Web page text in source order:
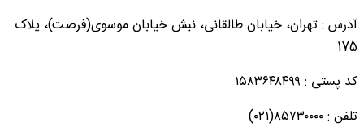
آدرس : تهران، خیابان طالقانی، نبش خیابان موسوی(فرصت)، پلاک
175
کد پستی : ۱۵۸۳۶۴۸۴۹۹
تلفن : ۸۵۷۳۰۰۰۰(۰۲۱)